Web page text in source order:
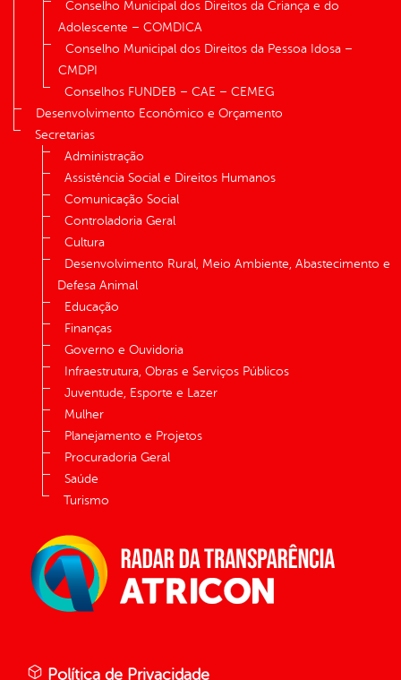
Conselho Municipal dos Direitos da Criança e do
Adolescente – COMDICA
Conselho Municipal dos Direitos da Pessoa Idosa –
CMDPI
Conselhos FUNDEB – CAE – CEMEG
Desenvolvimento Econômico e Orçamento
Secretarias
Administração
Assistência Social e Direitos Humanos
Comunicação Social
Controladoria Geral
Cultura
Desenvolvimento Rural, Meio Ambiente, Abastecimento e
Defesa Animal
Educação
Finanças
Governo e Ouvidoria
Infraestrutura, Obras e Serviços Públicos
Juventude, Esporte e Lazer
Mulher
Planejamento e Projetos
Procuradoria Geral
Saúde
Turismo
Política de Privacidade